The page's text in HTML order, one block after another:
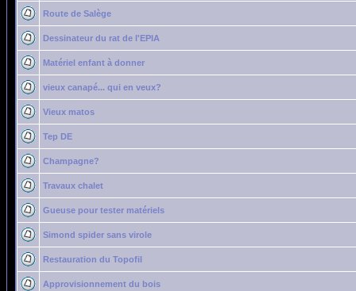
Route de Salège
Dessinateur du rat de l'EPIA
Matériel enfant à donner
vieux canapé... qui en veux?
Vieux matos
Tep DE
Champagne?
Travaux chalet
Gueuse pour tester matériels
Simond spider sans virole
Restauration du Topofil
Approvisionnement du bois